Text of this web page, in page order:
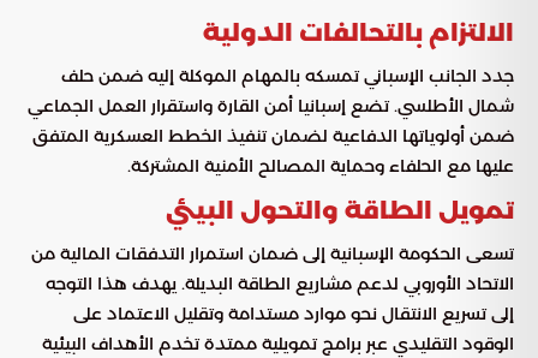
الالتزام بالتحالفات الدولية
جدد الجانب الإسباني تمسكه بالمهام الموكلة إليه ضمن حلف
شمال الأطلسي. تضع إسبانيا أمن القارة واستقرار العمل الجماعي
ضمن أولوياتها الدفاعية لضمان تنفيذ الخطط العسكرية المتفق
عليها مع الحلفاء وحماية المصالح الأمنية المشتركة.
تمويل الطاقة والتحول البيئي
تسعى الحكومة الإسبانية إلى ضمان استمرار التدفقات المالية من
الاتحاد الأوروبي لدعم مشاريع الطاقة البديلة. يهدف هذا التوجه
إلى تسريع الانتقال نحو موارد مستدامة وتقليل الاعتماد على
الوقود التقليدي عبر برامج تمويلية ممتدة تخدم الأهداف البيئية